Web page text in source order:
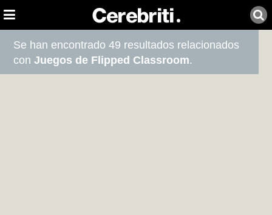
Se han encontrado 49 resultados relacionados
conJuegos de Flipped Classroom.